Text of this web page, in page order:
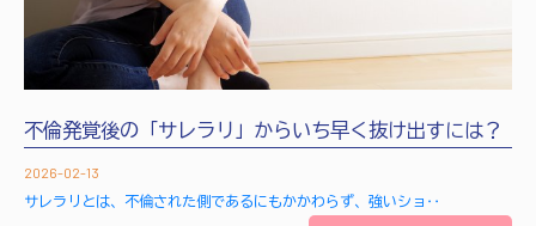
不倫発覚後の「サレラリ」からいち早く抜け出すには？
2026-02-13
サレラリとは、不倫された側であるにもかかわらず、強いショ‥